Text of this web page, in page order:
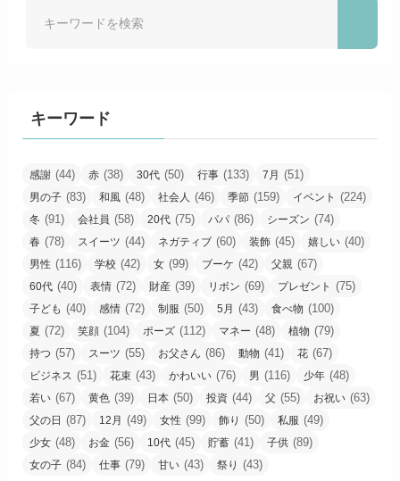
キーワード
感謝 (44) 赤 (38) 30代 (50) 行事 (133) 7月 (51)
男の子 (83) 和風 (48) 社会人 (46) 季節 (159) イベント (224)
冬 (91) 会社員 (58) 20代 (75) パパ (86) シーズン (74)
春 (78) スイーツ (44) ネガティブ (60) 装飾 (45) 嬉しい (40)
男性 (116) 学校 (42) 女 (99) ブーケ (42) 父親 (67)
60代 (40) 表情 (72) 財産 (39) リボン (69) プレゼント (75)
子ども (40) 感情 (72) 制服 (50) 5月 (43) 食べ物 (100)
夏 (72) 笑顔 (104) ポーズ (112) マネー (48) 植物 (79)
持つ (57) スーツ (55) お父さん (86) 動物 (41) 花 (67)
ビジネス (51) 花束 (43) かわいい (76) 男 (116) 少年 (48)
若い (67) 黄色 (39) 日本 (50) 投資 (44) 父 (55) お祝い (63)
父の日 (87) 12月 (49) 女性 (99) 飾り (50) 私服 (49)
少女 (48) お金 (56) 10代 (45) 貯蓄 (41) 子供 (89)
女の子 (84) 仕事 (79) 甘い (43) 祭り (43)